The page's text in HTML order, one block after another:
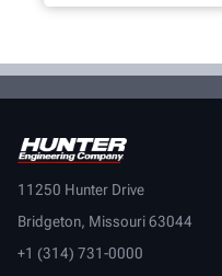
11250 Hunter Drive
Bridgeton, Missouri 63044
+1 (314) 731-0000